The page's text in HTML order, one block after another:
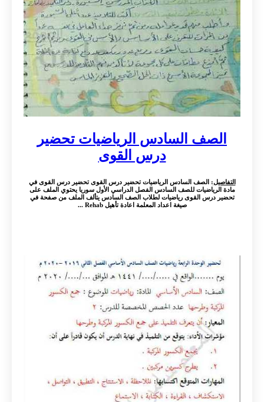
الصف السادس الرياضيات تحضير
درس القوى
التفاصيل: الصف السادس الرياضيات تحضير درس القوى تحضير درس القوى في
مادة الرياضيات للصف السادس الفصل الدراسي الأول سوريا يحتوي الملف على
تحضير درس القوى رياضيات لطلاب الصف السادس يتألف الملف من صفحة في
صيغة اعداد المعلمة اعادة تأهيل Rehab ...